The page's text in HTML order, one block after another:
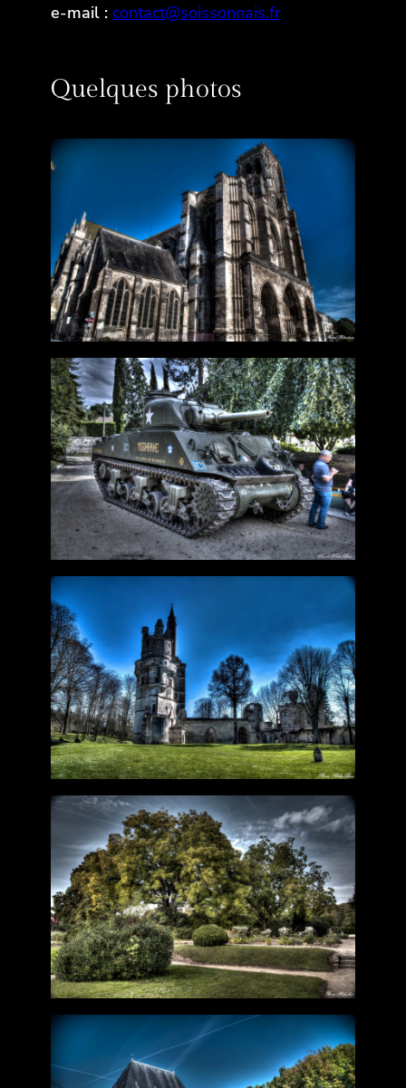
e-mail : contact@soissonnais.fr
Quelques photos